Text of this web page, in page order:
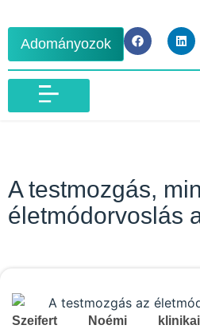
Adományozok
A testmozgás,
életmódorvoslás
Szeifert Noémi klinikai